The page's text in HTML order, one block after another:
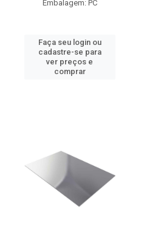
Embalagem: PC
Faça seu login ou
cadastre-se para
ver preços e
comprar